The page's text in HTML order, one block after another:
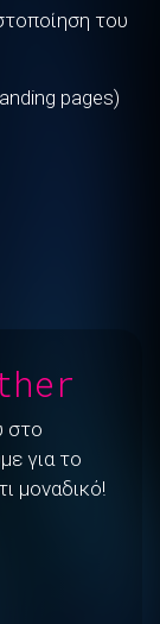
του
pages)
στο
για το
μοναδικό!